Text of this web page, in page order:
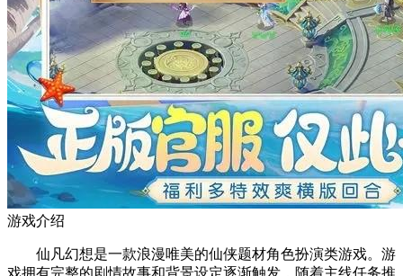
游戏介绍
仙凡幻想是一款浪漫唯美的仙侠题材角色扮演类游戏。游
戏拥有完整的剧情故事和背景设定逐渐触发，随着主线任务推